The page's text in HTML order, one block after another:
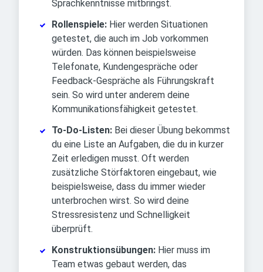
Sprachkenntnisse mitbringst.
Rollenspiele: Hier werden Situationen
getestet, die auch im Job vorkommen
würden. Das können beispielsweise
Telefonate, Kundengespräche oder
Feedback-Gespräche als Führungskraft
sein. So wird unter anderem deine
Kommunikationsfähigkeit getestet.
To-Do-Listen: Bei dieser Übung bekommst
du eine Liste an Aufgaben, die du in kurzer
Zeit erledigen musst. Oft werden
zusätzliche Störfaktoren eingebaut, wie
beispielsweise, dass du immer wieder
unterbrochen wirst. So wird deine
Stressresistenz und Schnelligkeit
überprüft.
Konstruktionsübungen: Hier muss im
Team etwas gebaut werden, das